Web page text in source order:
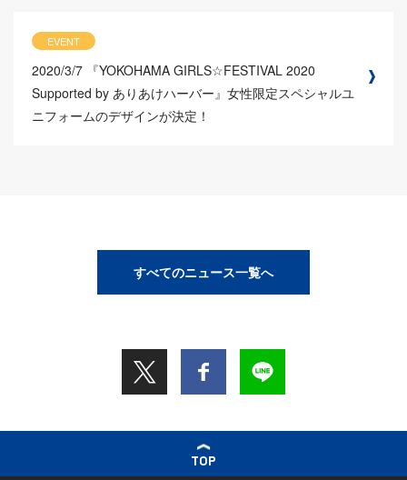
EVENT
2020/3/7 『YOKOHAMA GIRLS☆FESTIVAL 2020
Supported by ありあけハーバー』女性限定スペシャルユ
ニフォームのデザインが決定！
すべてのニュース一覧へ
TOP